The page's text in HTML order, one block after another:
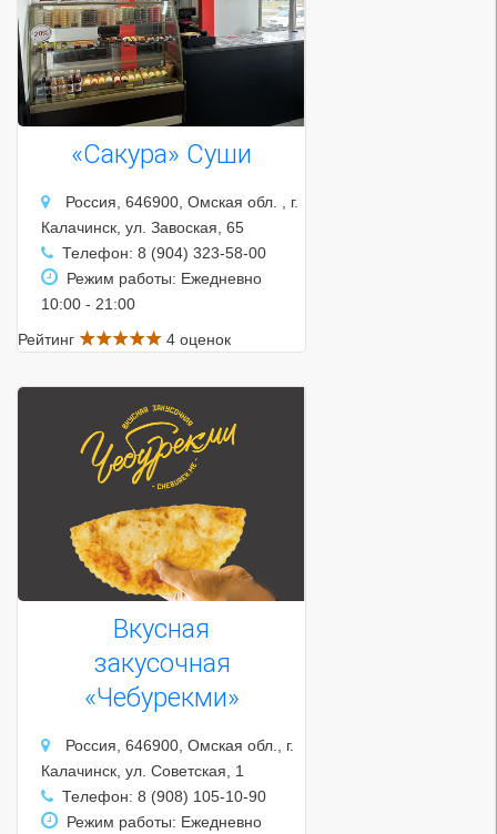
«Сакура» Суши
Россия, 646900, Омская обл. , г.
Калачинск, ул. Завоская, 65
Телефон: 8 (904) 323-58-00
Режим работы: Ежедневно
10:00 - 21:00
Рейтинг
4 оценок
Вкусная
закусочная
«Чебурекми»
Россия, 646900, Омская обл., г.
Калачинск, ул. Советская, 1
Телефон: 8 (908) 105-10-90
Режим работы: Ежедневно